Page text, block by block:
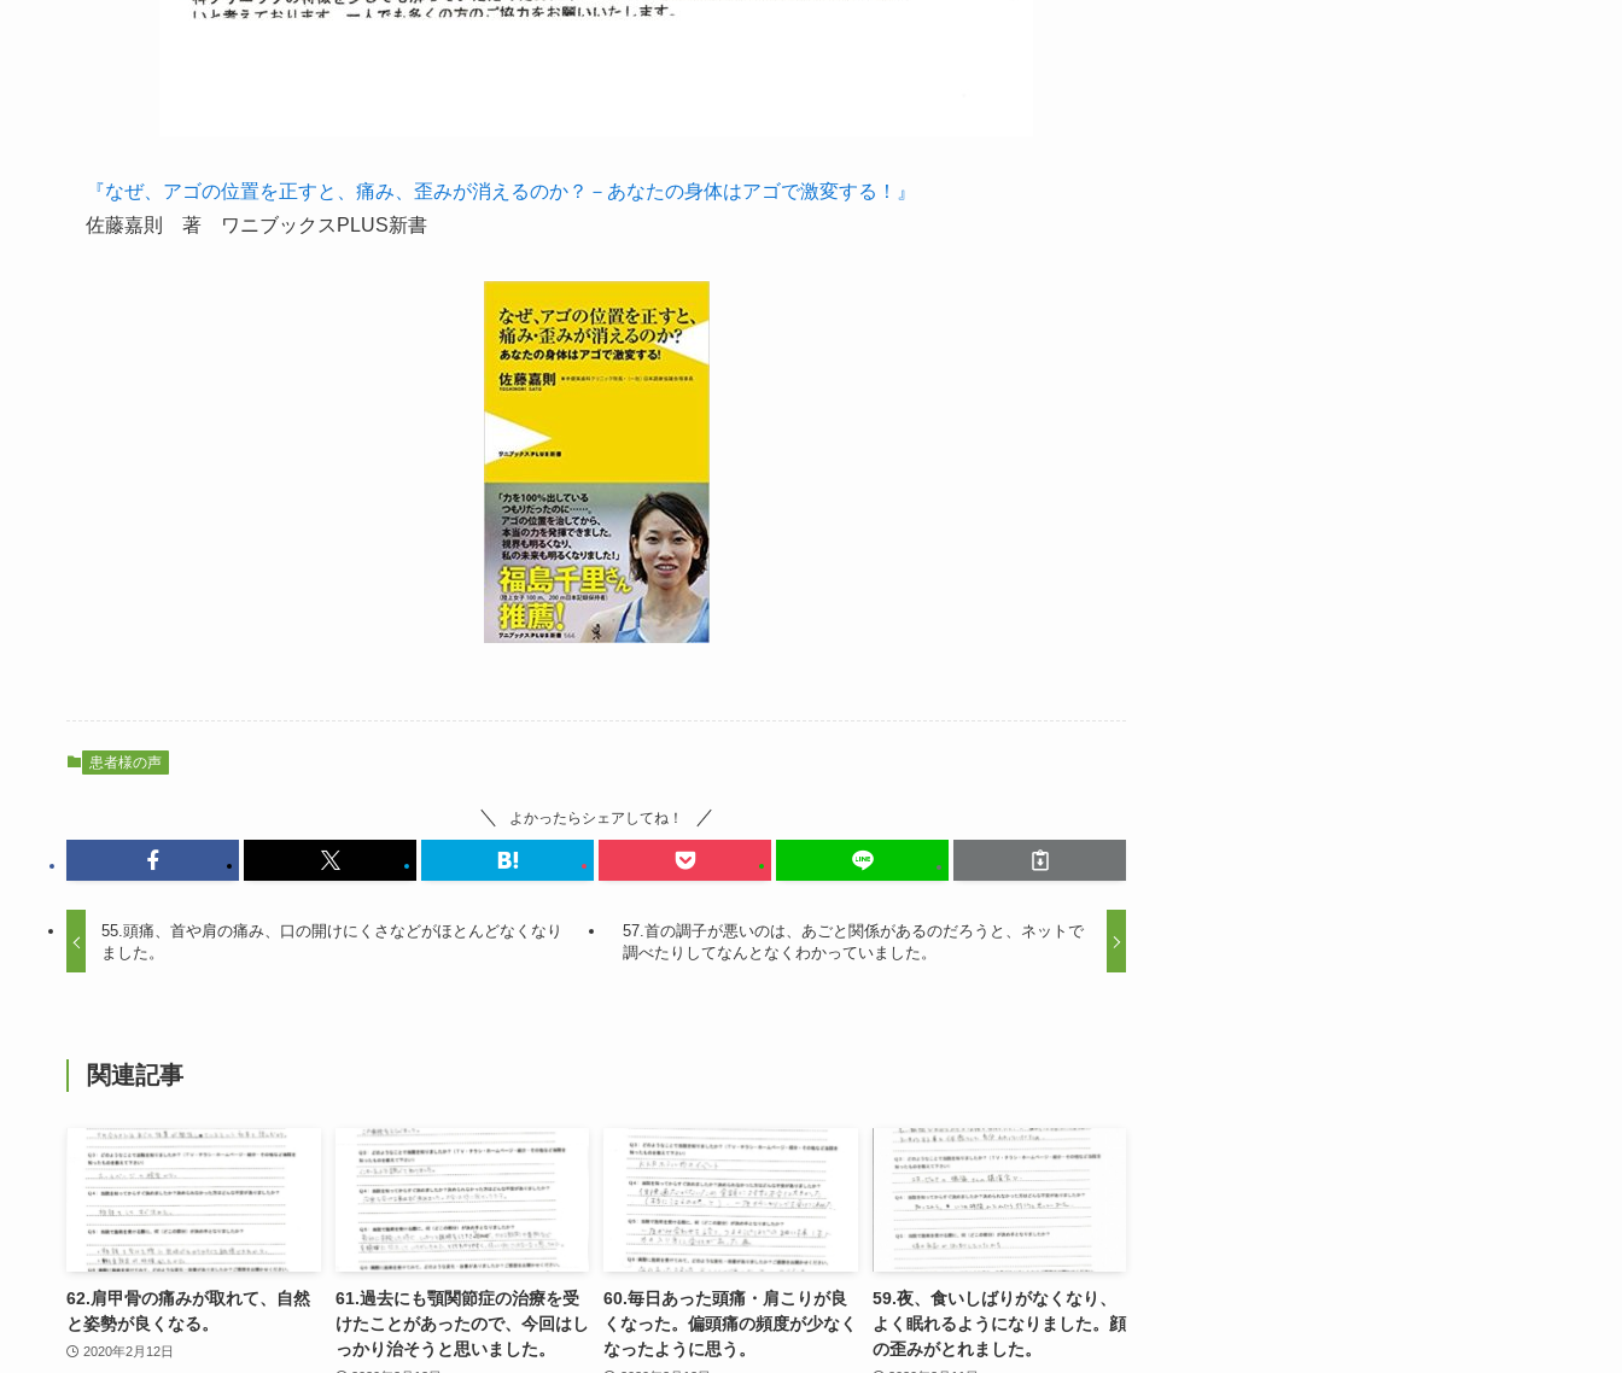
『なぜ、アゴの位置を正すと、痛み、歪みが消えるのか？－あなたの身体はアゴで激変する！』
佐藤嘉則 著 ワニブックスPLUS新書
患者様の声
よかったらシェアしてね！
55.頭痛、首や肩の痛み、口の開けにくさなどがほとんどなくなり
ました。
57.首の調子が悪いのは、あごと関係があるのだろうと、ネットで
調べたりしてなんとなくわかっていました。
関連記事
62.肩甲骨の痛みが取れて、自然
と姿勢が良くなる。
2020年2月12日
61.過去にも顎関節症の治療を受
けたことがあったので、今回はし
っかり治そうと思いました。
60.毎日あった頭痛・肩こりが良
くなった。偏頭痛の頻度が少なく
なったように思う。
59.夜、食いしばりがなくなり、
よく眠れるようになりました。顔
の歪みがとれました。